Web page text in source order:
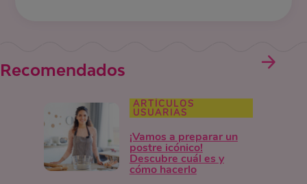
Recomendados
ARTÍCULOS
USUARIAS
¡Vamos a preparar un
postre icónico!
Descubre cuál es y
cómo hacerlo